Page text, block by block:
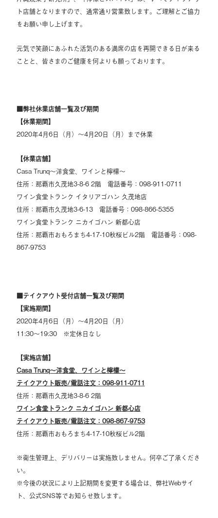
ト店舗となりますので、通常通り営業致します。ご理解とご協力
をお願い申し上げます。
元気で笑顔にあふれた活気のある満席の店を再開できる日が来る
ことと、皆さまのご健康を何よりも願っております。
■弊社休業店舗一覧及び期間
【休業期間】
2020年4月6日（月）～4月20日（月）まで休業
【休業店舗】
Casa Trunq～洋食堂、ワインと檸檬～
住所：那覇市久茂地3-8-6 2階 電話番号：098-911-0711
ワイン食堂トランク イタリアゴハン 久茂地店
住所：那覇市久茂地3-6-13 電話番号：098-866-5355
ワイン食堂トランク ニカイゴハン 新都心店
住所：那覇市おもろまち4-17-10秋桜ビル2階 電話番号：098-
867-9753
■テイクアウト受付店舗一覧及び期間
【実施期間】
2020年4月6日（月）～4月20日（月）
11:30～19:30 ※定休日なし
【実施店舗】
Casa Trunq～洋食堂、ワインと檸檬～
テイクアウト販売/電話注文：098-911-0711
住所：那覇市久茂地3-8-6 2階
ワイン食堂トランク ニカイゴハン 新都心店
テイクアウト販売/電話注文：098-867-9753
住所：那覇市おもろまち4-17-10秋桜ビル2階
※衛生管理上、デリバリーは実施致しません。何卒ご了承くださ
い。
※今後の状況により上記期間を変更する場合は、弊社Webサイ
ト、公式SNS等でお知らせ致します。